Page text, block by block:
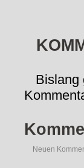
Bislang
Neuen